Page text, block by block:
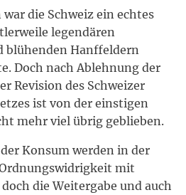
die Schweiz ein echtes
legendären
blühenden Hanffeldern
Doch nach Ablehnung der
Revision des Schweizer
ist von der einstigen
mehr viel übrig geblieben.
Konsum werden in der
mit
die Weitergabe und auch